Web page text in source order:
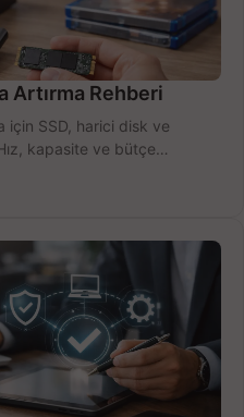
Artırma Rehberi
için SSD, harici disk ve
kapasite ve bütçe